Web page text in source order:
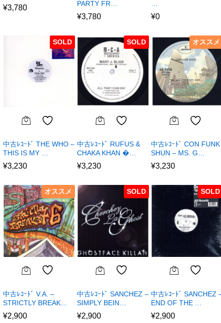
¥3,780
PARTY FR…
¥3,780 ¥0
SOLD
中古ﾚｺｰﾄﾞ THE WHO –
THIS IS MY …
¥3,230
SOLD
中古ﾚｺｰﾄﾞ RUFUS &
CHAKA KHAN �…
¥3,230
オススメ
中古ﾚｺｰﾄﾞ CON FUNK
SHUN – MS. G…
¥3,230
オススメ
中古ﾚｺｰﾄﾞ V.A. –
STRICTLY BREAK…
¥2,900
SOLD
中古ﾚｺｰﾄﾞ SANCHEZ –
SIMPLY BEIN…
¥2,900
SOLD
中古ﾚｺｰﾄﾞ SANCHEZ
END OF THE …
¥2,900